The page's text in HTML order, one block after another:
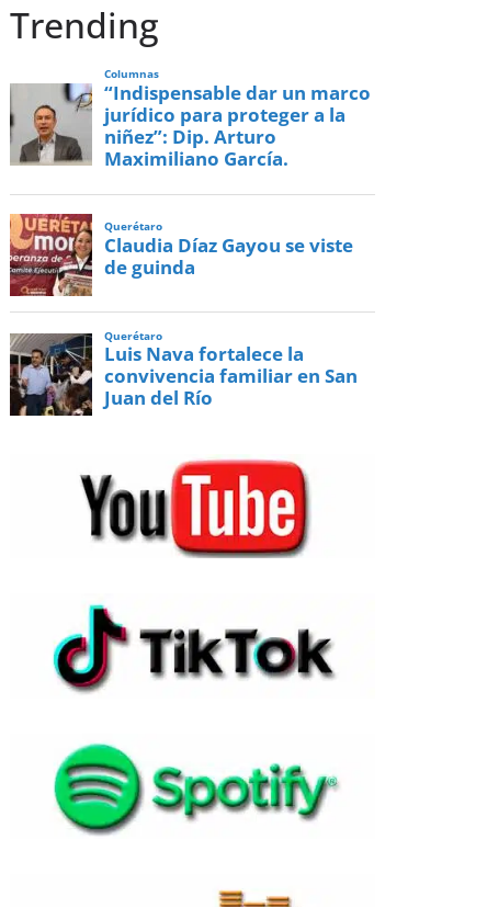
Trending